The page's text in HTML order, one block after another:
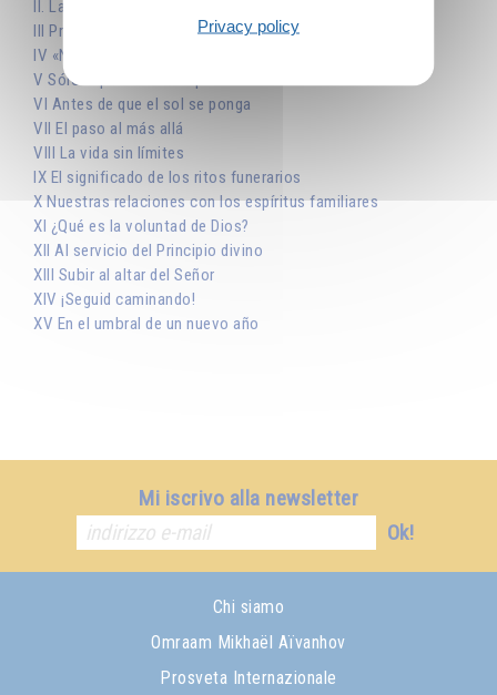
II. Las dos manos de Dios
III Programa para el día y programa para la eternidad
IV «No os preocupéis del mañana»
V Sólo el presente nos pertenece
VI Antes de que el sol se ponga
VII El paso al más allá
VIII La vida sin límites
IX El significado de los ritos funerarios
X Nuestras relaciones con los espíritus familiares
XI ¿Qué es la voluntad de Dios?
XII Al servicio del Principio divino
XIII Subir al altar del Señor
XIV ¡Seguid caminando!
XV En el umbral de un nuevo año
Mi iscrivo alla newsletter
Ok!
Chi siamo
Omraam Mikhaël Aïvanhov
Prosveta Internazionale
Privacy policy